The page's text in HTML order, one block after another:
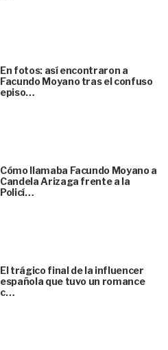
En fotos: así encontraron a
Facundo Moyano tras el confuso
episo…
Cómo llamaba Facundo Moyano a
Candela Arizaga frente a la
Policí…
El trágico final de la influencer
española que tuvo un romance
c…